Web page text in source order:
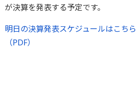
が決算を発表する予定です。
明日の決算発表スケジュールはこち
（PDF）